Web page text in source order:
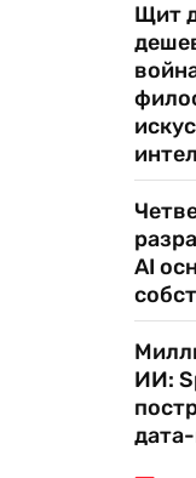
Щит
AI
ИИ: